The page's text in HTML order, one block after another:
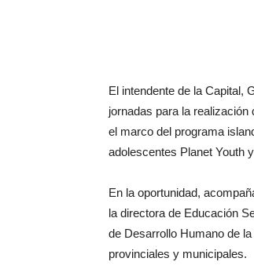
El intendente de la Capital,
jornadas para la
el marco del programa
adolescentes Planet Youth
En la oportunidad,
la directora de Educación
de Desarrollo Humano de
provinciales y municipales.